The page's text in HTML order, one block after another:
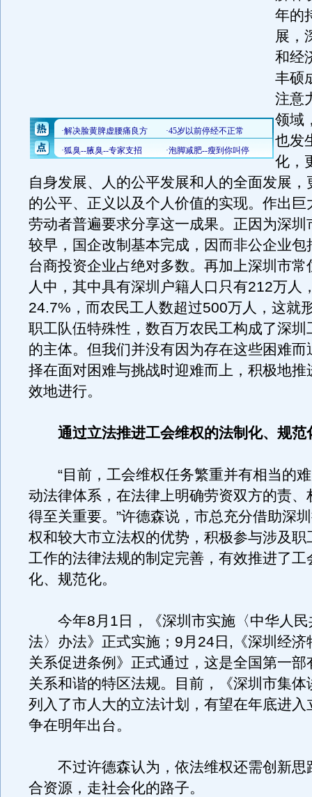
年的
展，
和经
丰硕
注意
领域
也发
化，
自身发展、人的公平发展和人的全面发展，
的公平、正义以及个人价值的实现。作出巨
劳动者普遍要求分享这一成果。正因为深圳
较早，国企改制基本完成，因而非公企业包
台商投资企业占绝对多数。再加上深圳市常
人中，其中具有深圳户籍人口只有212万人
24.7%，而农民工人数超过500万人，这就
职工队伍特殊性，数百万农民工构成了深圳
的主体。但我们并没有因为存在这些困难而
择在面对困难与挑战时迎难而上，积极地推
效地进行。
通过立法推进工会维权的法制化、规范
“目前，工会维权任务繁重并有相当的难
动法律体系，在法律上明确劳资双方的责、
得至关重要。”许德森说，市总充分借助深
权和较大市立法权的优势，积极参与涉及职
工作的法律法规的制定完善，有效推进了工
化、规范化。
今年8月1日，《深圳市实施〈中华人民
法〉办法》正式实施；9月24日,《深圳经济
关系促进条例》正式通过，这是全国第一部
关系和谐的特区法规。目前，《深圳市集体
列入了市人大的立法计划，有望在年底进入
争在明年出台。
不过许德森认为，依法维权还需创新思
合资源，走社会化的路子。